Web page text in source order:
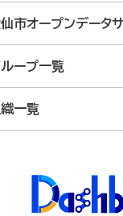
市オープンデータ
ープ一覧
一覧
ォーマット:
1 農業経営体の